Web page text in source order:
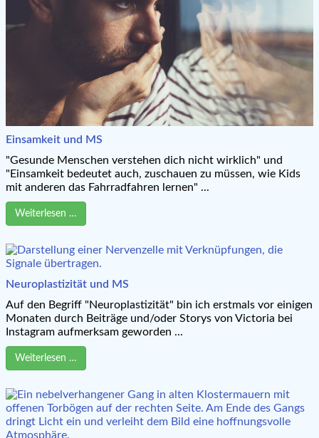
Einsamkeit und MS
"Gesunde Menschen verstehen dich nicht wirklich" und
"Einsamkeit bedeutet auch, zuschauen zu müssen, wie Kids
mit anderen das Fahrradfahren lernen" ...
Weiterlesen …
Neuroplastizität und MS
Auf den Begriff "Neuroplastizität" bin ich erstmals vor einigen
Monaten durch Beiträge und/oder Storys von Victoria bei
Instagram aufmerksam geworden ...
Weiterlesen …